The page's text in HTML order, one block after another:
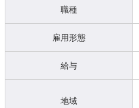
職種
雇用形態
給与
地域